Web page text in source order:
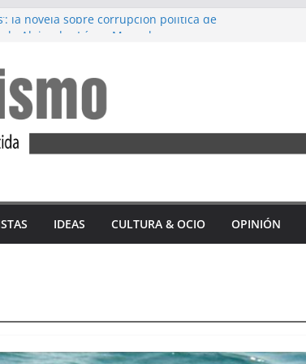
la novela sobre corrupción política de
de Accem: Por qué huyen las mujeres
de las víctimas mortales por
en 2023 son andaluzas
del ‘Alfajor Solidario’: unión exitosa del
IDEAS CULTURA & OCIO OPINIÓN